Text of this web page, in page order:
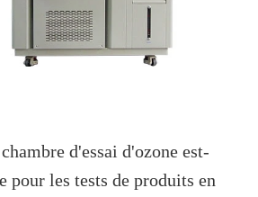
d'essai d'ozone est-
pour les tests de produits en